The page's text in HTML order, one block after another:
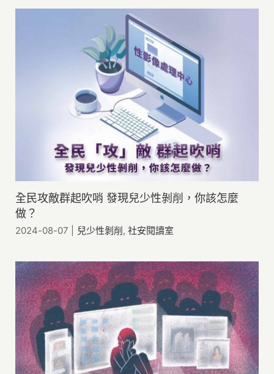
全民攻敵群起吹哨 發現兒少性剝削，你該怎麼
做？
2024-08-07 兒少性剝削,社安閱讀室